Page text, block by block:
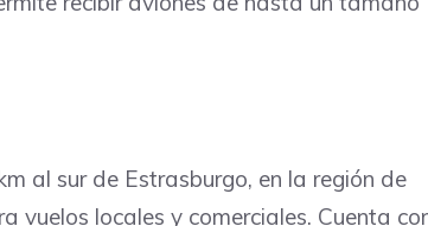
al sur de Estrasburgo, en la región de
vuelos locales y comerciales. Cuenta